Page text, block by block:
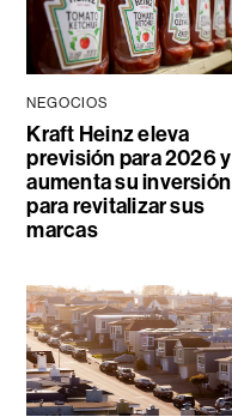
NEGOCIOS
Kraft Heinz eleva
previsión para 2026 y
aumenta su inversión
para revitalizar sus
marcas